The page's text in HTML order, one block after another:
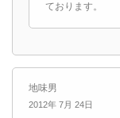
ております。
地味男
2012年 7月 24日